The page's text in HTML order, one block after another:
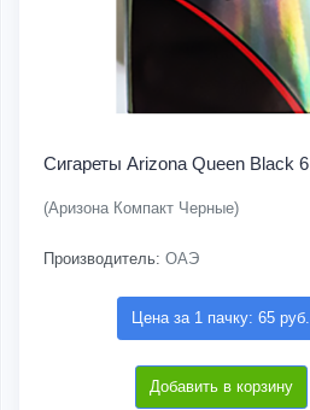
Сигареты Arizona Queen Black 6
(Аризона Компакт Черные)
Производитель: ОАЭ
Цена за 1 пачку: 65 руб.
Добавить в корзину